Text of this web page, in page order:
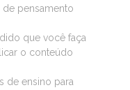
de pensamento
que você faça
o conteúdo
de ensino para